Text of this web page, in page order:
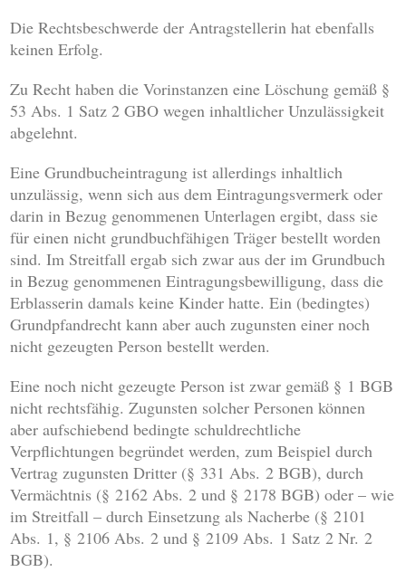
Die Rechtsbeschwerde der Antragstellerin hat ebenfalls
keinen Erfolg.
Zu Recht haben die Vorinstanzen eine Löschung gemäß §
53 Abs. 1 Satz 2 GBO wegen inhaltlicher Unzulässigkeit
abgelehnt.
Eine Grundbucheintragung ist allerdings inhaltlich
unzulässig, wenn sich aus dem Eintragungsvermerk oder
darin in Bezug genommenen Unterlagen ergibt, dass sie
für einen nicht grundbuchfähigen Träger bestellt worden
sind. Im Streitfall ergab sich zwar aus der im Grundbuch
in Bezug genommenen Eintragungsbewilligung, dass die
Erblasserin damals keine Kinder hatte. Ein (bedingtes)
Grundpfandrecht kann aber auch zugunsten einer noch
nicht gezeugten Person bestellt werden.
Eine noch nicht gezeugte Person ist zwar gemäß § 1 BGB
nicht rechtsfähig. Zugunsten solcher Personen können
aber aufschiebend bedingte schuldrechtliche
Verpflichtungen begründet werden, zum Beispiel durch
Vertrag zugunsten Dritter (§ 331 Abs. 2 BGB), durch
Vermächtnis (§ 2162 Abs. 2 und § 2178 BGB) oder – wie
im Streitfall – durch Einsetzung als Nacherbe (§ 2101
Abs. 1, § 2106 Abs. 2 und § 2109 Abs. 1 Satz 2 Nr. 2
BGB).